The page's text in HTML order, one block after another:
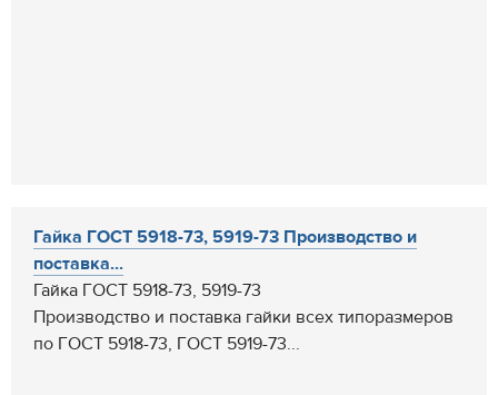
Гайка ГОСТ 5918-73, 5919-73 Производство и
поставка...
Гайка ГОСТ 5918-73, 5919-73
Производство и поставка гайки всех типоразмеров
по ГОСТ 5918-73, ГОСТ 5919-73...